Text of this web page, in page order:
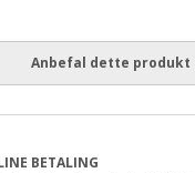
Anbefal dette produkt
BETALING